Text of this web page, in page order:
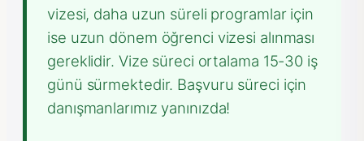
vizesi, daha uzun süreli programlar için
ise uzun dönem öğrenci vizesi alınması
gereklidir. Vize süreci ortalama 15-30 iş
günü sürmektedir. Başvuru süreci için
danışmanlarımız yanınızda!